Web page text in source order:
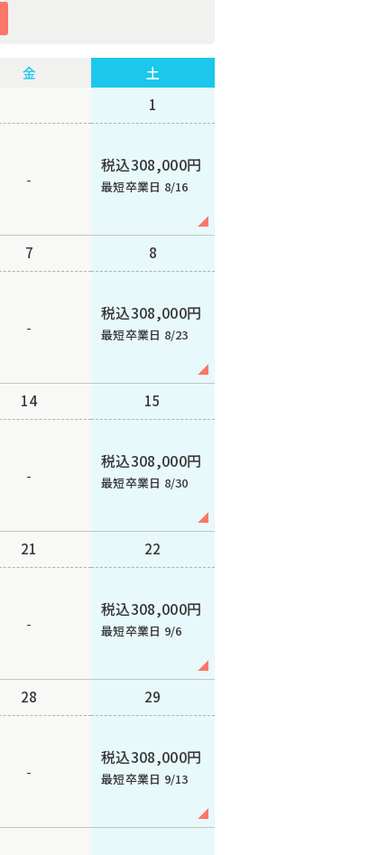
金 土
-
1
税込308,000円
最短卒業日 8/16
7
-
8
税込308,000円
最短卒業日 8/23
14
-
15
税込308,000円
最短卒業日 8/30
21
-
22
税込308,000円
最短卒業日 9/6
28
-
29
税込308,000円
最短卒業日 9/13